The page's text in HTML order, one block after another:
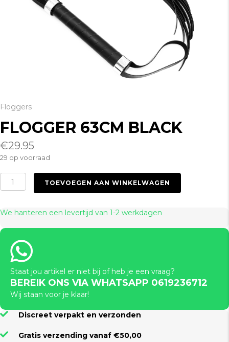
Floggers
FLOGGER 63CM BLACK
€29.95
29 op voorraad
Flogger
63cm
aantal
TOEVOEGEN AAN WINKELWAGEN
We hanteren een levertijd van 1-2 werkdagen
Staat jou artikel er niet bij of heb je een vraag?
BEREIK ONS VIA WHATSAPP 0619236712
Wij staan voor je klaar!
Discreet verpakt en verzonden
Gratis verzending vanaf €50,00